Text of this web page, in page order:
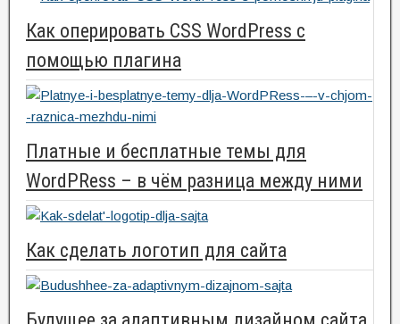
Как оперировать CSS WordPress с
помощью плагина
Платные и бесплатные темы для
WordPRess – в чём разница между ними
Как сделать логотип для сайта